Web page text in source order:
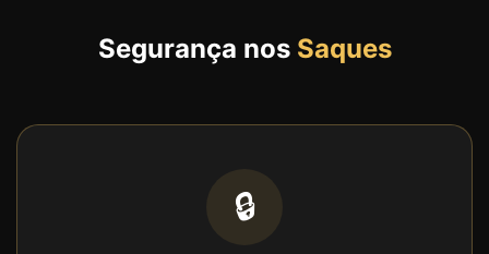
Segurança nos Saques
🔒